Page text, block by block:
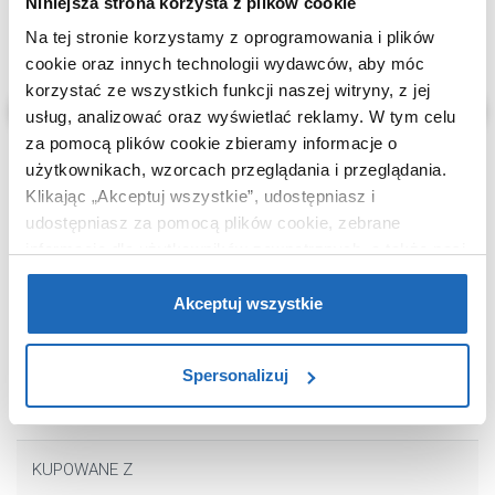
Na tej stronie korzystamy z oprogramowania i plików
cookie oraz innych technologii wydawców, aby móc
korzystać ze wszystkich funkcji naszej witryny, z jej
usług, analizować oraz wyświetlać reklamy. W tym celu
za pomocą plików cookie zbieramy informacje o
użytkownikach, wzorcach przeglądania i przeglądania.
Klikając „Akceptuj wszystkie”, udostępniasz i
udostępniasz za pomocą plików cookie, zebrane
partnerzy reklamowi.Jeśli chcesz, włącz „Tylko
wymagane pliki cookie”.Pamiętaj jednak, że
zablokowane niektóre pliki cookie mogą mieć wpływ na
cookie, kliknij „Ustawienia plików cookie”.
Akceptuj wszystkie
Spersonalizuj
115,95 zł Cena katalogowa:179,90 zł 70,95 zł
KUPOWANE Z